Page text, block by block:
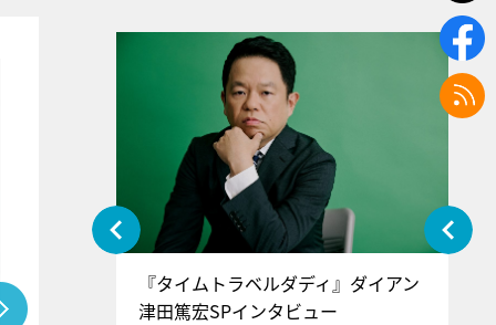
』＝LOV
インタ
『タイムトラベルダディ』ダイアン
津田篤宏SPインタビュー